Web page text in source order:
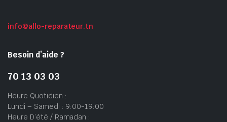
info@allo-reparateur.tn
Besoin d’aide ?
70 13 03 03
Heure Quotidien :
Lundi – Samedi : 9:00-19:00
Heure D’été / Ramadan :